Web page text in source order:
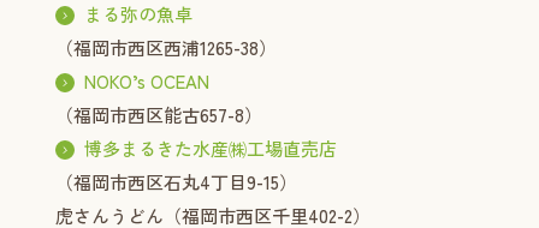
まる弥の魚卓
（福岡市西区西浦1265-38）
NOKO’s OCEAN
（福岡市西区能古657-8）
博多まるきた水産㈱工場直売店
（福岡市西区石丸4丁目9-15）
虎さんうどん（福岡市西区千里402-2）